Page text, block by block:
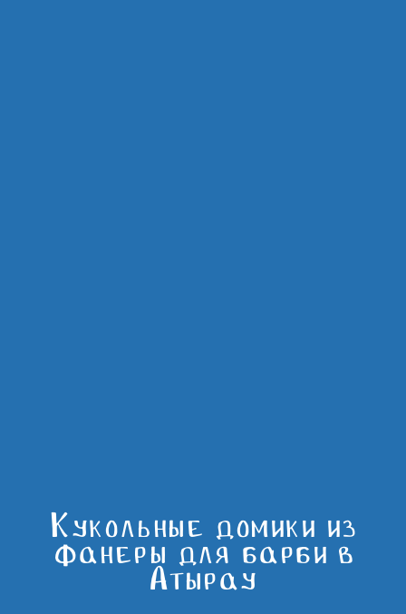
Кукольные домики из
фанеры для барби в
Атырау